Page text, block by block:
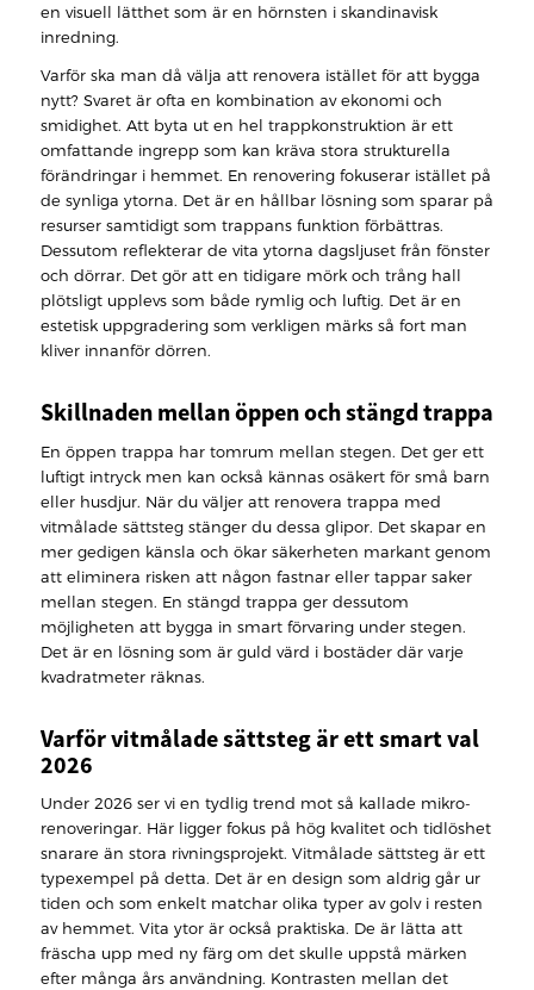
en visuell lätthet som är en hörnsten i skandinavisk
inredning.
Varför ska man då välja att renovera istället för att bygga
nytt? Svaret är ofta en kombination av ekonomi och
smidighet. Att byta ut en hel trappkonstruktion är ett
omfattande ingrepp som kan kräva stora strukturella
förändringar i hemmet. En renovering fokuserar istället på
de synliga ytorna. Det är en hållbar lösning som sparar på
resurser samtidigt som trappans funktion förbättras.
Dessutom reflekterar de vita ytorna dagsljuset från fönster
och dörrar. Det gör att en tidigare mörk och trång hall
plötsligt upplevs som både rymlig och luftig. Det är en
estetisk uppgradering som verkligen märks så fort man
kliver innanför dörren.
Skillnaden mellan öppen och stängd trappa
En öppen trappa har tomrum mellan stegen. Det ger ett
luftigt intryck men kan också kännas osäkert för små barn
eller husdjur. När du väljer att renovera trappa med
vitmålade sättsteg stänger du dessa glipor. Det skapar en
mer gedigen känsla och ökar säkerheten markant genom
att eliminera risken att någon fastnar eller tappar saker
mellan stegen. En stängd trappa ger dessutom
möjligheten att bygga in smart förvaring under stegen.
Det är en lösning som är guld värd i bostäder där varje
kvadratmeter räknas.
Varför vitmålade sättsteg är ett smart val
2026
Under 2026 ser vi en tydlig trend mot så kallade mikro-
renoveringar. Här ligger fokus på hög kvalitet och tidlöshet
snarare än stora rivningsprojekt. Vitmålade sättsteg är ett
typexempel på detta. Det är en design som aldrig går ur
tiden och som enkelt matchar olika typer av golv i resten
av hemmet. Vita ytor är också praktiska. De är lätta att
fräscha upp med ny färg om det skulle uppstå märken
efter många års användning. Kontrasten mellan det